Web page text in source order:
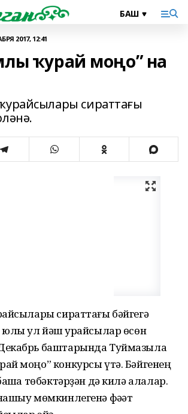
2017, 12:41
ҡурай моңо” на
сираттағы
сираттағы бәйгегә
ул йәш ҡурайсылар өсөн
баштарында Туймазыла
моңо” конкурсы үтә. Бәйгенең
төбәктәрҙән дә килә алалар.
мөмкинлегенә фәҡәт